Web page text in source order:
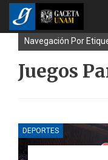
Navegación Por
Juegos
DEPORTES